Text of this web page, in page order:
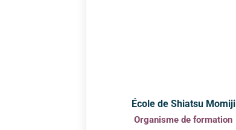
École de Shiatsu Momiji
Organisme de formation